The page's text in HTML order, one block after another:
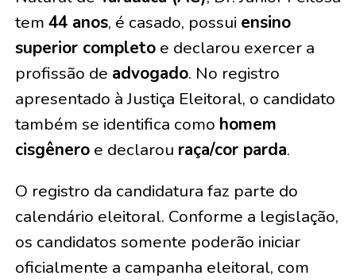
tem 44 anos, é casado, possui ensino
superior completoe declarou exercer a
profissão de advogado. No registro
apresentado à Justiça Eleitoral, o candidato
também se identifica como homem
cisgêneroe declarou raça/cor parda.
O registro da candidatura faz parte do
calendário eleitoral. Conforme a legislação,
os candidatos somente poderão iniciar
oficialmente a campanha eleitoral, com